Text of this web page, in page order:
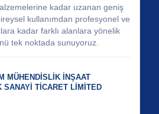
kadar uzanan geniş
kullanımdan profesyonel ve
kadar farklı alanlara yönelik
tek noktada sunuyoruz.
MÜHENDİSLİK İNŞAAT
SANAYİ TİCARET LİMİTED